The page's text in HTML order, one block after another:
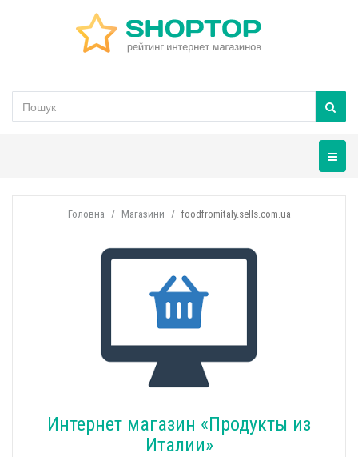
Головна Магазини foodfromitaly.sells.com.ua
Интернет магазин «Продукты из
Италии»